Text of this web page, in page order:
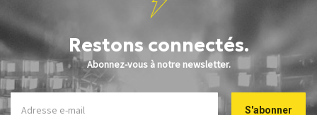
Restons connectés.
Abonnez-vous à notre newsletter.